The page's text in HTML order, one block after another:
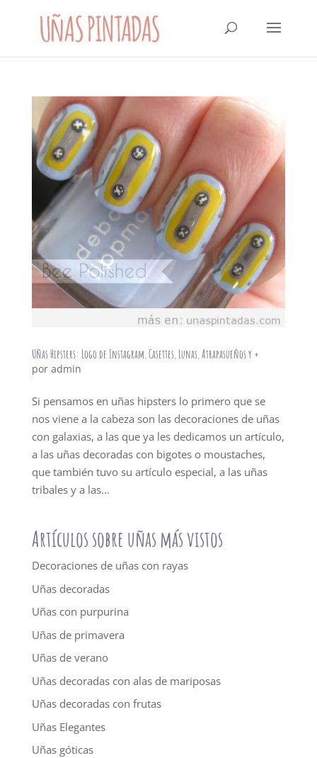
Uñas Hipsters: Logo de Instagram, Casettes, Lunas, Atrapasueños y +
por admin
Si pensamos en uñas hipsters lo primero que se
nos viene a la cabeza son las decoraciones de uñas
con galaxias, a las que ya les dedicamos un artículo,
a las uñas decoradas con bigotes o moustaches,
que también tuvo su artículo especial, a las uñas
tribales y a las...
Artículos sobre uñas más vistos
Decoraciones de uñas con rayas
Uñas decoradas
Uñas con purpurina
Uñas de primavera
Uñas de verano
Uñas decoradas con alas de mariposas
Uñas decoradas con frutas
Uñas Elegantes
Uñas góticas